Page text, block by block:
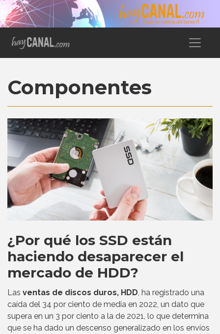
Componentes
¿Por qué los SSD están
haciendo desaparecer el
mercado de HDD?
Las ventas de discos duros, HDD, ha registrado una
caída del 34 por ciento de media en 2022, un dato que
supera en un 3 por ciento a la de 2021, lo que determina
que se ha dado un descenso generalizado en los envíos